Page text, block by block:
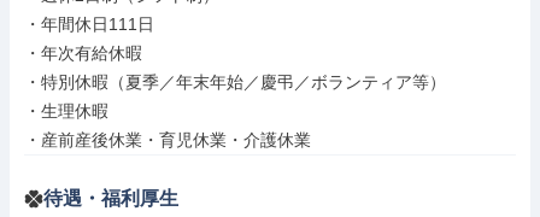
・年間休日111日
・年次有給休暇
・特別休暇（夏季／年末年始／慶弔／ボランティア等）
・生理休暇
・産前産後休業・育児休業・介護休業
待遇・福利厚生